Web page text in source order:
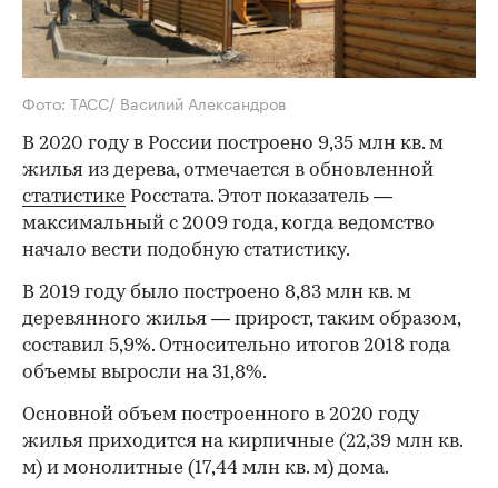
Фото: ТАСС/ Василий Александров
В 2020 году в России построено 9,35 млн кв. м
жилья из дерева, отмечается в обновленной
статистике Росстата. Этот показатель —
максимальный с 2009 года, когда ведомство
начало вести подобную статистику.
В 2019 году было построено 8,83 млн кв. м
деревянного жилья — прирост, таким образом,
составил 5,9%. Относительно итогов 2018 года
объемы выросли на 31,8%.
Основной объем построенного в 2020 году
жилья приходится на кирпичные (22,39 млн кв.
м) и монолитные (17,44 млн кв. м) дома.